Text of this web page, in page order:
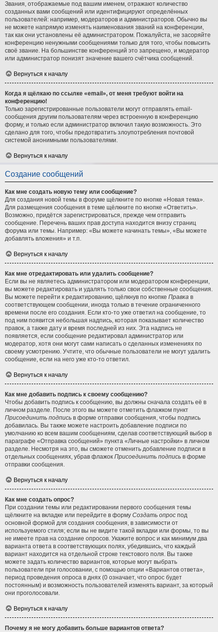
Звания, отображаемые под вашим именем, отражают количество
созданных вами сообщений или идентифицируют определённых
пользователей: например, модераторов и администраторов. Обычно вы
не можете напрямую изменять наименования званий на конференции,
так как они установлены её администратором. Пожалуйста, не засоряйте
конференцию ненужными сообщениями только для того, чтобы повысить
своё звание. На большинстве конференций это запрещено, и модератор
или администратор понизят значение вашего счётчика сообщений.
Вернуться к началу
Когда я щёлкаю по ссылке «email», от меня требуют войти на
конференцию!
Только зарегистрированные пользователи могут отправлять email-
сообщения другим пользователям через встроенную в конференцию
форму, и только если администратор включил такую возможность. Это
сделано для того, чтобы предотвратить злоупотребления почтовой
системой анонимными пользователями.
Вернуться к началу
Создание сообщений
Как мне создать новую тему или сообщение?
Для создания новой темы в форуме щёлкните по кнопке «Новая тема».
Для размещения сообщения в теме щёлкните по кнопке «Ответить».
Возможно, придётся зарегистрироваться, прежде чем отправить
сообщение. Перечень ваших прав доступа находится внизу страниц
форума или темы. Например: «Вы можете начинать темы», «Вы можете
добавлять вложения» и т.п.
Вернуться к началу
Как мне отредактировать или удалить сообщение?
Если вы не являетесь администратором или модератором конференции,
вы можете редактировать и удалять только свои собственные сообщения.
Вы можете перейти к редактированию, щёлкнув по кнопке Правка в
соответствующем сообщении, иногда только в течение ограниченного
времени после его создания. Если кто-то уже ответил на сообщение, то
под ним появится небольшая надпись, которая показывает количество
правок, а также дату и время последней из них. Эта надпись не
появляется, если сообщение редактировал администратор или
модератор, хотя они могут сами написать о сделанных изменениях по
своему усмотрению. Учтите, что обычные пользователи не могут удалить
сообщение, если на него уже кто-то ответил.
Вернуться к началу
Как мне добавить подпись к своему сообщению?
Чтобы добавить подпись к сообщению, вы должны сначала создать её в
личном разделе. После этого вы можете отметить флажком пункт
Присоединить подпись в форме отправки сообщения, чтобы подпись
добавилась. Вы также можете настроить добавление подписи по
умолчанию ко всем вашим сообщениям, сделав соответствующий выбор в
параграфе «Отправка сообщений» пункта «Личные настройки» в личном
разделе. Несмотря на это, вы сможете отменить добавление подписи в
отдельных сообщениях, убрав флажок Присоединить подпись в форме
отправки сообщения.
Вернуться к началу
Как мне создать опрос?
При создании темы или редактировании первого сообщения темы
щёлкните на вкладке или перейдите в форму Создать опрос под
основной формой для создания сообщения, в зависимости от
используемого стиля; если вы не видите такой вкладки или формы, то вы
не имеете прав на создание опросов. Укажите вопрос и как минимум два
варианта ответа в соответствующих полях, убедившись, что каждый
вариант находится на отдельной строке текстового поля. Вы также
можете задать количество вариантов, которые могут выбрать
пользователи при голосовании, с помощью опции «Вариантов ответа»,
период проведения опроса в днях (0 означает, что опрос будет
постоянным) и возможность пользователей изменять вариант, за который
они проголосовали.
Вернуться к началу
Почему я не могу добавить больше вариантов ответа?